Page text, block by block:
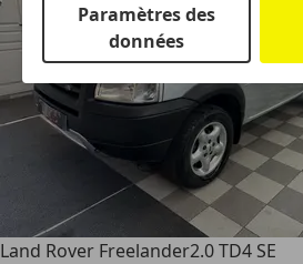
Land Rover Freelander2.0 TD4 SE
Paramètres des
données